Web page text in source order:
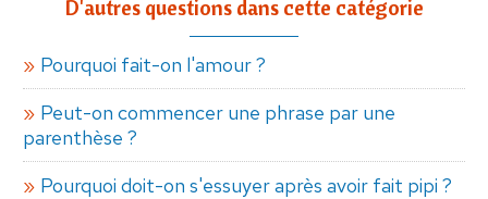
D'autres questions dans cette catégorie
Pourquoi fait-on l'amour ?
Peut-on commencer une phrase par une
parenthèse ?
Pourquoi doit-on s'essuyer après avoir fait pipi ?